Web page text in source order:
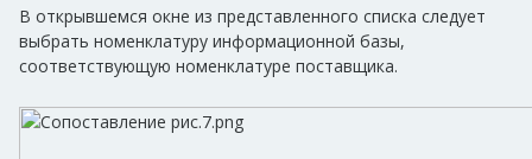
В открывшемся окне из представленного списка следует
выбрать номенклатуру информационной базы,
соответствующую номенклатуре поставщика.